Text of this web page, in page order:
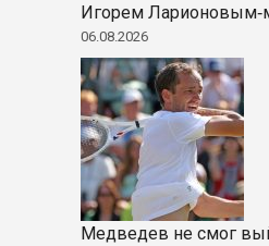
Игорем
06.08.2026
Медведев не смог